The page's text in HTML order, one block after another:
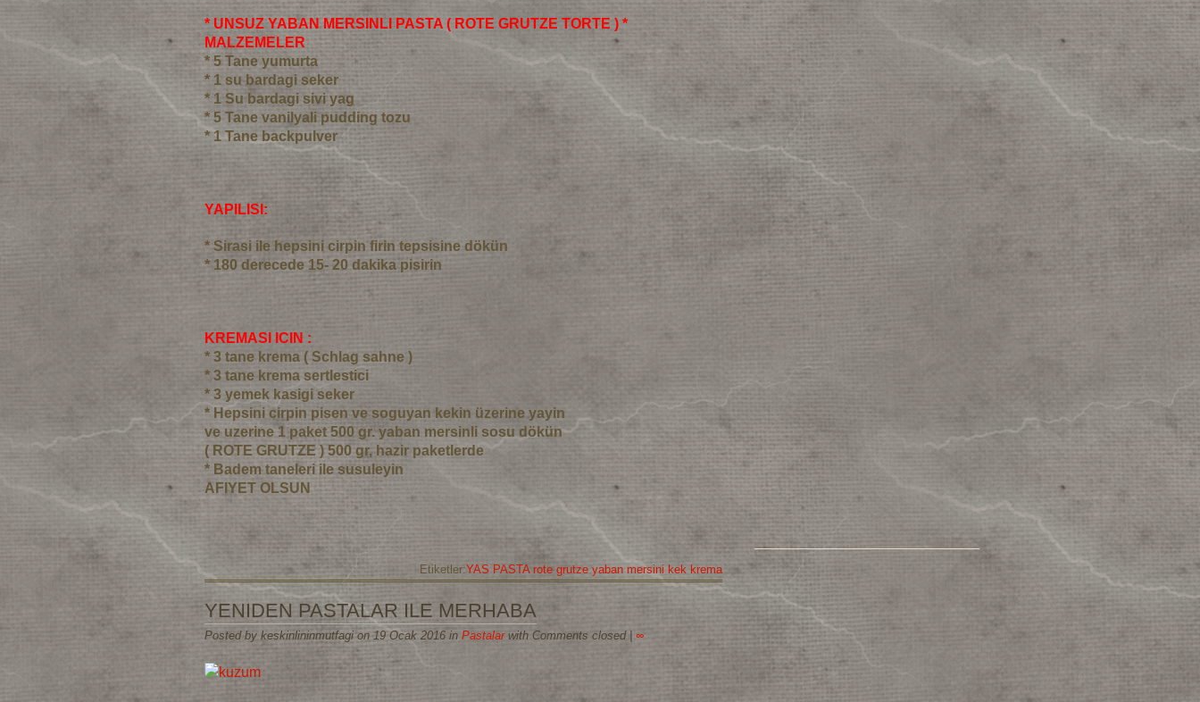
* UNSUZ YABAN MERSINLI PASTA ( ROTE GRUTZE TORTE ) *
MALZEMELER
* 5 Tane yumurta
* 1 su bardagi seker
* 1 Su bardagi sivi yag
* 5 Tane vanilyali pudding tozu
* 1 Tane backpulver
YAPILISI:
* Sirasi ile hepsini cirpin firin tepsisine dökün
* 180 derecede 15- 20 dakika pisirin
KREMASI ICIN :
* 3 tane krema ( Schlag sahne )
* 3 tane krema sertlestici
* 3 yemek kasigi seker
* Hepsini cirpin pisen ve soguyan kekin üzerine yayin
ve uzerine 1 paket 500 gr. yaban mersinli sosu dökün
( ROTE GRUTZE ) 500 gr, hazir paketlerde
* Badem taneleri ile susuleyin
AFIYET OLSUN
Etiketler:YAS PASTA rote grutze yaban mersini kek krema
YENIDEN PASTALAR ILE MERHABA
Posted by keskinlininmutfagi on 19 Ocak 2016 in Pastalar with Comments closed| ∞